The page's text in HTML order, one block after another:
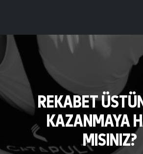
REKABET
KAZANMAYA
MISINIZ?